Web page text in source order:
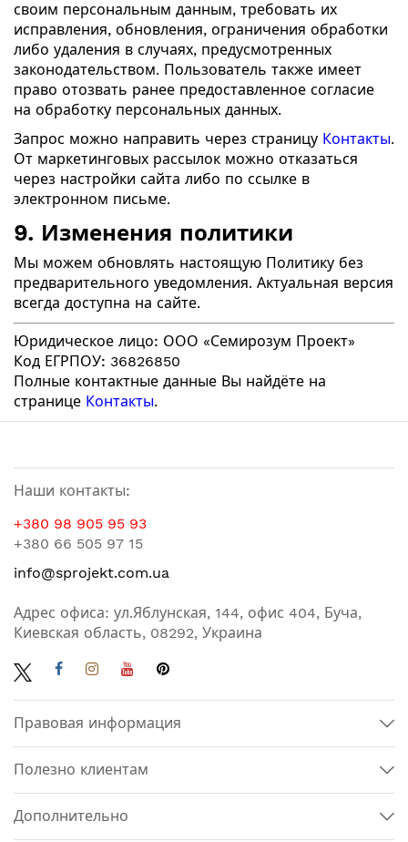
своим персональным данным, требовать их
исправления, обновления, ограничения обработки
либо удаления в случаях, предусмотренных
законодательством. Пользователь также имеет
право отозвать ранее предоставленное согласие
на обработку персональных данных.
Запрос можно направить через страницу Контакты.
От маркетинговых рассылок можно отказаться
через настройки сайта либо по ссылке в
электронном письме.
9. Изменения политики
Мы можем обновлять настоящую Политику без
предварительного уведомления. Актуальная версия
всегда доступна на сайте.
Юридическое лицо: ООО «Семирозум Проект»
Код ЕГРПОУ: 36826850
Полные контактные данные Вы найдёте на
странице Контакты.
Наши контакты:
+380 98 905 95 93
+380 66 505 97 15
info@sprojekt.com.ua
Адрес офиса: ул.Яблунская, 144, офис 404, Буча,
Киевская область, 08292, Украина
Правовая информация
Полезно клиентам
Дополнительно